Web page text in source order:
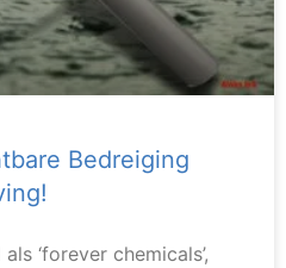
Bedreiging
‘forever chemicals’,